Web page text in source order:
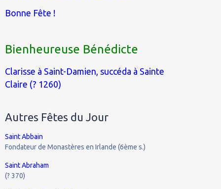
Bonne Fête !
Bienheureuse Bénédicte
Clarisse à Saint-Damien, succéda à Sainte
Claire (? 1260)
Autres Fêtes du Jour
Saint Abbain
Fondateur de Monastères en Irlande (6ème s.)
Saint Abraham
(? 370)